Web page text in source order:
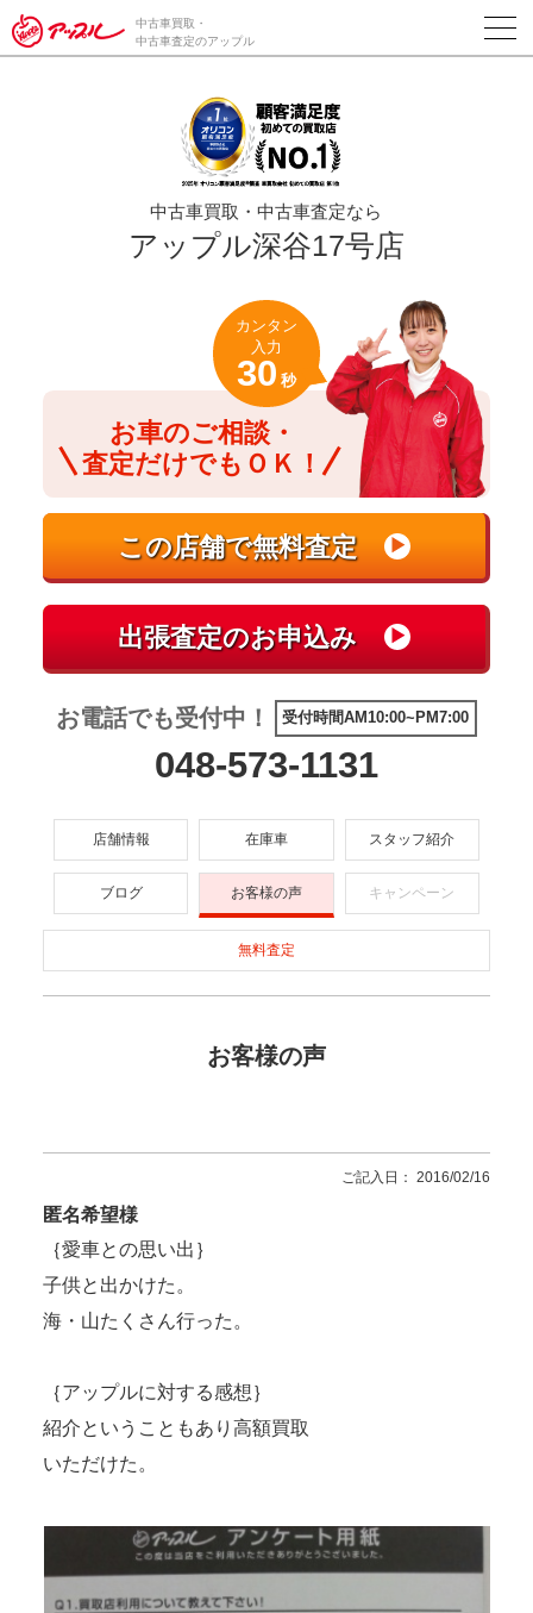
/*ABテスト_新規査定フォームの為のCVボタン*/
中古車買取・
中古車査定のアップル
中古車買取・中古車査定なら
アップル深谷17号店
お車のご相談・
査定だけでもＯＫ！
カンタン
入力
30 秒
お電話でも受付中！ 受付時間AM10:00~PM7:00
048-573-1131
店舗情報 在庫車 スタッフ紹介
ブログ お客様の声 キャンペーン
無料査定
お客様の声
ご記入日： 2016/02/16
匿名希望様
｛愛車との思い出｝
子供と出かけた。
海・山たくさん行った。
｛アップルに対する感想｝
紹介ということもあり高額買取
いただけた。